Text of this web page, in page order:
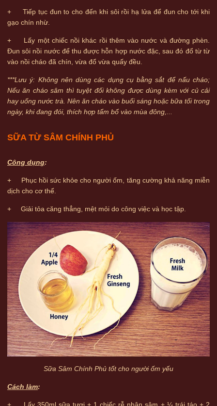
+ Tiếp tục đun to cho đến khi sôi rồi hạ lửa để đun cho tới khi
gạo chín nhừ.
+ Lấy một chiếc nồi khác rồi thêm vào nước và đường phèn.
Đun sôi nồi nước để thu được hỗn hợp nước đặc, sau đó đổ từ từ
vào nồi cháo đã chín, vừa đổ vừa quấy đều.
***Lưu ý: Không nên dùng các dụng cụ bằng sắt để nấu cháo;
Nếu ăn cháo sâm thì tuyệt đối không được dùng kèm với củ cải
hay uống nước trà. Nên ăn cháo vào buổi sáng hoặc bữa tối trong
ngày, khi đang đói, thích hợp tẩm bổ vào mùa đông,...
SỮA TỪ SÂM CHÍNH PHỦ
Công dụng:
+ Phục hồi sức khỏe cho người ốm, tăng cường khả năng miễn
dịch cho cơ thể.
+ Giải tỏa căng thẳng, mệt mỏi do công việc và học tập.
Sữa Sâm Chính Phủ tốt cho người ốm yếu
Cách làm: